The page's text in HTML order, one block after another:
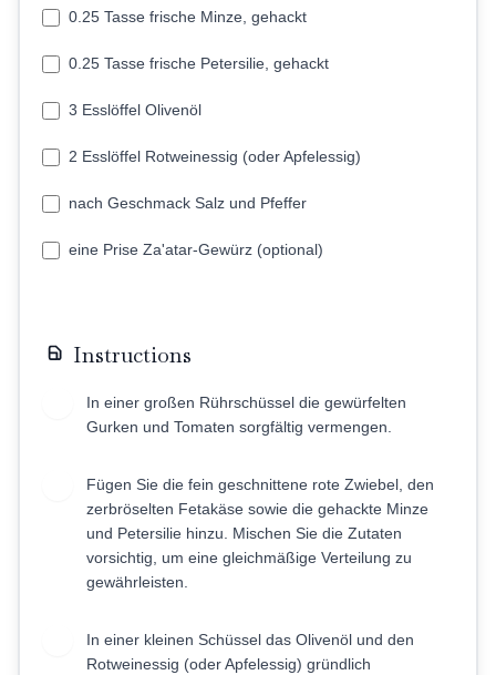
0.25 Tasse frische Minze, gehackt
0.25 Tasse frische Petersilie, gehackt
3 Esslöffel Olivenöl
2 Esslöffel Rotweinessig (oder Apfelessig)
nach Geschmack Salz und Pfeffer
eine Prise Za'atar-Gewürz (optional)
Instructions
In einer großen Rührschüssel die gewürfelten
Gurken und Tomaten sorgfältig vermengen.
Fügen Sie die fein geschnittene rote Zwiebel, den
zerbröselten Fetakäse sowie die gehackte Minze
und Petersilie hinzu. Mischen Sie die Zutaten
vorsichtig, um eine gleichmäßige Verteilung zu
gewährleisten.
In einer kleinen Schüssel das Olivenöl und den
Rotweinessig (oder Apfelessig) gründlich